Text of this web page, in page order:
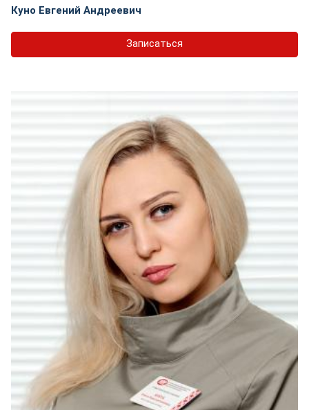
Куно Евгений Андреевич
Записаться